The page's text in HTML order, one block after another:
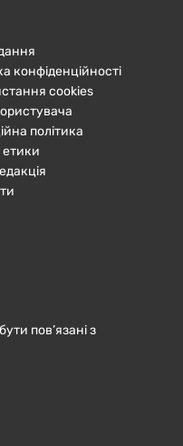
конфіденційності
cookies
політика
етики
пов’язані з